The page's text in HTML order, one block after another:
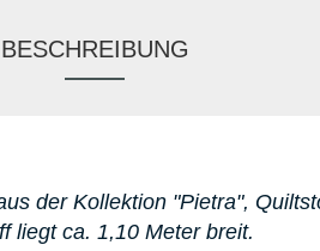
BESCHREIBUNG
der Kollektion "Pietra",
liegt ca. 1,10 Meter breit.